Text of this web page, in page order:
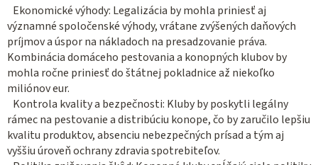
Ekonomické výhody: Legalizácia by mohla priniesť aj
významné spoločenské výhody, vrátane zvýšených daňových
príjmov a úspor na nákladoch na presadzovanie práva.
Kombinácia domáceho pestovania a konopných klubov by
mohla ročne priniesť do štátnej pokladnice až niekoľko
miliónov eur.
Kontrola kvality a bezpečnosti: Kluby by poskytli legálny
rámec na pestovanie a distribúciu konope, čo by zaručilo lepšiu
kvalitu produktov, absenciu nebezpečných prísad a tým aj
vyššiu úroveň ochrany zdravia spotrebiteľov.